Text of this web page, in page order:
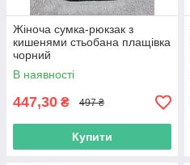
Жіноча сумка-рюкзак з
кишенями стьобана плащівка
чорний
В наявності
447,30 ₴ 497 ₴
Купити